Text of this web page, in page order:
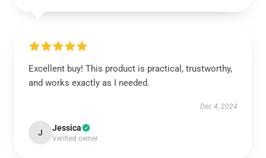
Excellent buy! This product is practical, trustworthy,
and works exactly as I needed.
Dec 4, 2024
J Jessica
Verified owner